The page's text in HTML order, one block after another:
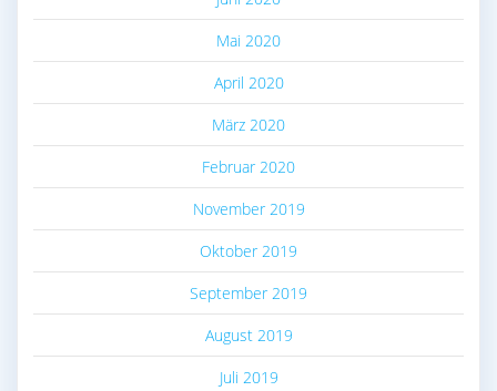
Mai 2020
April 2020
März 2020
Februar 2020
November 2019
Oktober 2019
September 2019
August 2019
Juli 2019